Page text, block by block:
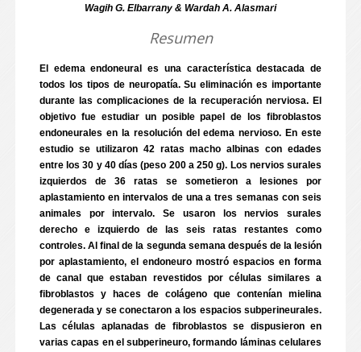
Wagih G. Elbarrany & Wardah A. Alasmari
Resumen
El edema endoneural es una característica destacada de
todos los tipos de neuropatía. Su eliminación es importante
durante las complicaciones de la recuperación nerviosa. El
objetivo fue estudiar un posible papel de los fibroblastos
endoneurales en la resolución del edema nervioso. En este
estudio se utilizaron 42 ratas macho albinas con edades
entre los 30 y 40 días (peso 200 a 250 g). Los nervios surales
izquierdos de 36 ratas se sometieron a lesiones por
aplastamiento en intervalos de una a tres semanas con seis
animales por intervalo. Se usaron los nervios surales
derecho e izquierdo de las seis ratas restantes como
controles. Al final de la segunda semana después de la lesión
por aplastamiento, el endoneuro mostró espacios en forma
de canal que estaban revestidos por células similares a
fibroblastos y haces de colágeno que contenían mielina
degenerada y se conectaron a los espacios subperineurales.
Las células aplanadas de fibroblastos se dispusieron en
varias capas en el subperineuro, formando láminas celulares